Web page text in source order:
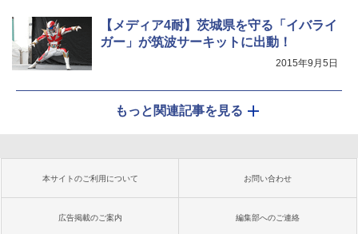
【メディア4耐】茨城県を守る「イバライ
ガー」が筑波サーキットに出動！
2015年9月5日
もっと関連記事を見る
本サイトのご利用について お問い合わせ
広告掲載のご案内 編集部へのご連絡